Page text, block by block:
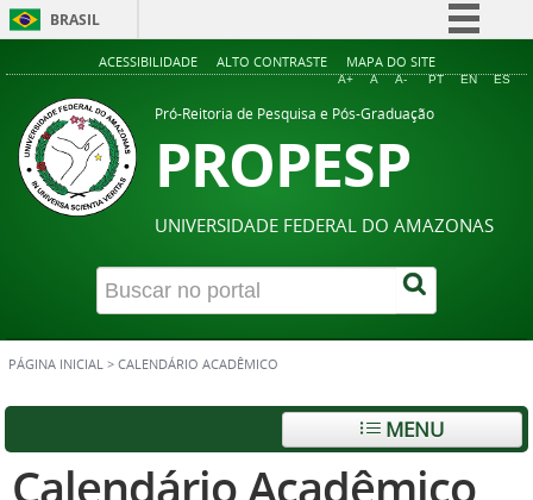
BRASIL
Simplifique!
Acesso à informação
ACESSIBILIDADE ALTO CONTRASTE MAPA DO SITE
A+ A A- PT EN ES
Pró-Reitoria de Pesquisa e Pós-Graduação
PROPESP
UNIVERSIDADE FEDERAL DO AMAZONAS
PÁGINA INICIAL > CALENDÁRIO ACADÊMICO
MENU
Calendário Acadêmico